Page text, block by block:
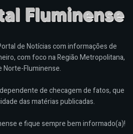
de Notícias com informações de
com foco na Região Metropolitana,
Norte-Fluminense.
de checagem de fatos, que
das matérias publicadas.
e fique sempre bem informado(a)!